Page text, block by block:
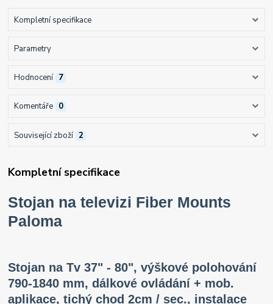
Kompletní specifikace
Parametry
Hodnocení 7
Komentáře 0
Související zboží 2
Kompletní specifikace
Stojan na televizi Fiber Mounts
Paloma
Stojan na Tv 37" - 80", výškové polohování
790-1840 mm, dálkové ovládání + mob.
aplikace, tichý chod 2cm / sec., instalace